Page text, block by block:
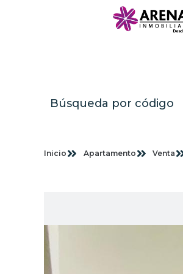
Búsqueda por código
Inicio Apartamento Venta